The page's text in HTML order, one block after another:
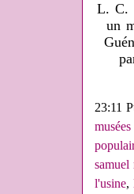
L. C.
un
23:11
samuel
l'usine,